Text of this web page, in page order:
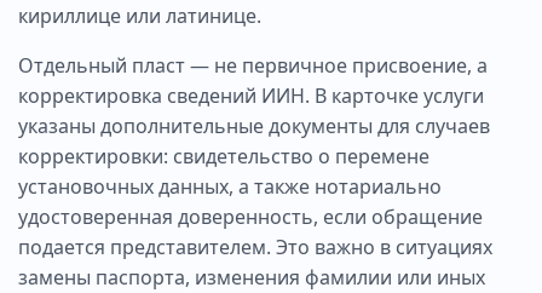
кириллице или латинице.
Отдельный пласт — не первичное присвоение, а
корректировка сведений ИИН. В карточке услуги
указаны дополнительные документы для случаев
корректировки: свидетельство о перемене
установочных данных, а также нотариально
удостоверенная доверенность, если обращение
подается представителем. Это важно в ситуациях
замены паспорта, изменения фамилии или иных